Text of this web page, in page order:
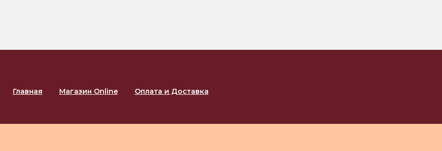
Главная Магазин Online Оплата и Доставка